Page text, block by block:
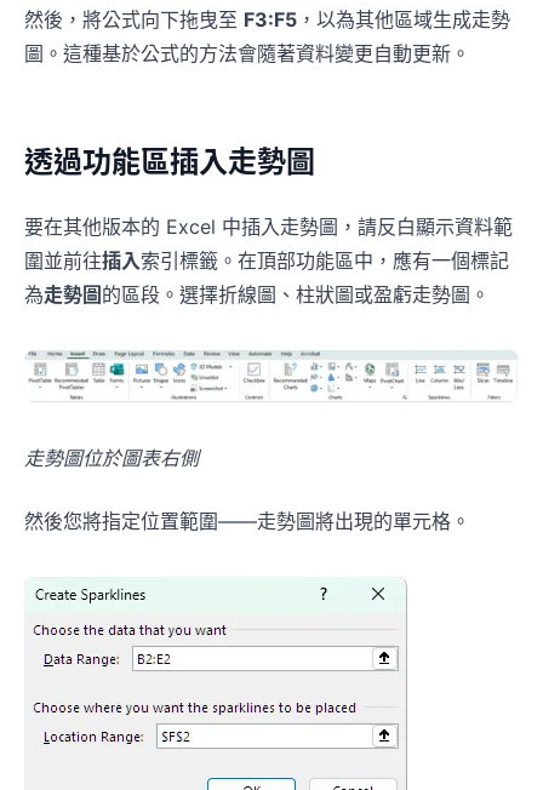
然後，將公式向下拖曳至 F3:F5 ，以為其他區域生成走勢
圖。這種基於公式的方法會隨著資料變更自動更新。
透過功能區插入走勢圖
要在其他版本的 Excel 中插入走勢圖，請反白顯示資料範
圍並前往插入索引標籤。在頂部功能區中，應有一個標記
為走勢圖 的區段。選擇折線圖、柱狀圖或盈虧走勢圖。
走勢圖位於圖表右側
然後您將指定位置範圍——走勢圖將出現的單元格。